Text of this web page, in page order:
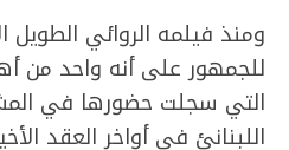
ومنذ فيلمه الروائي
للجمهور على أنه واحد من
التي سجلت حضورها في